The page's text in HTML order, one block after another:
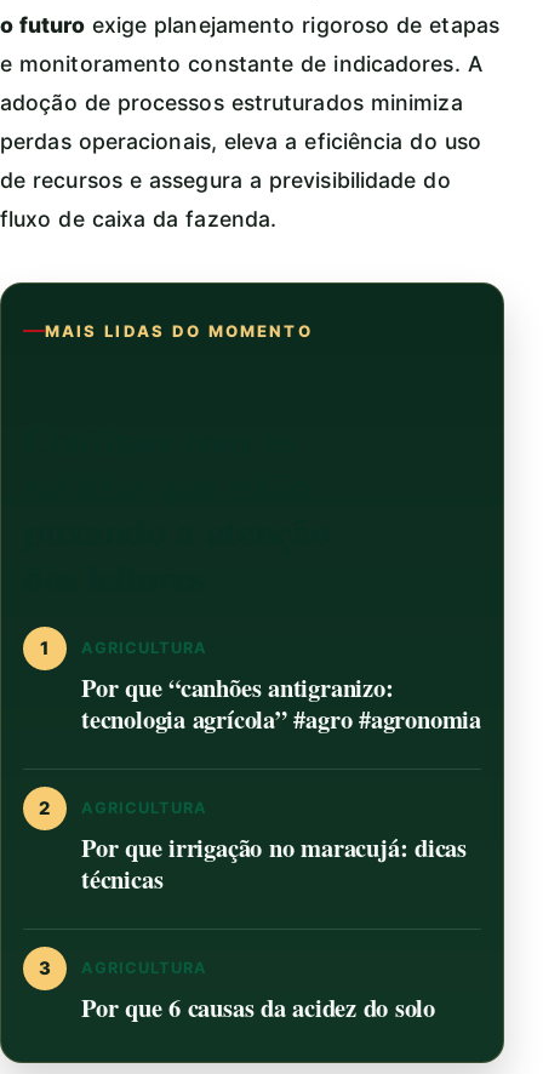
o futuroexige planejamento rigoroso de etapas
e monitoramento constante de indicadores. A
adoção de processos estruturados minimiza
perdas operacionais, eleva a eficiência do uso
de recursos e assegura a previsibilidade do
fluxo de caixa da fazenda.
MAIS LIDAS DO MOMENTO
1 AGRICULTURA
Por que “canhões antigranizo:
tecnologia agrícola” #agro #agronomia
2 AGRICULTURA
Por que irrigação no maracujá: dicas
técnicas
3 AGRICULTURA
Por que 6 causas da acidez do solo